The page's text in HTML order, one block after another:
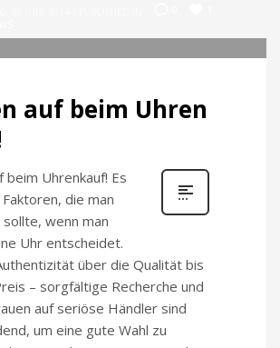
auf beim Uhren
beim Uhrenkauf! Es
die man
wenn man
Uhr entscheidet.
über die Qualität bis
– sorgfältige Recherche und
auf seriöse Händler sind
um eine gute Wahl zu